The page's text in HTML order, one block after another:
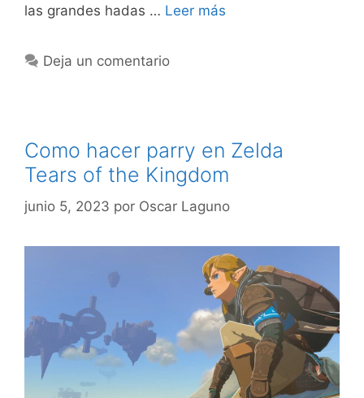
las grandes hadas … Leer más
Deja un comentario
Como hacer parry en Zelda
Tears of the Kingdom
junio 5, 2023 por Oscar Laguno